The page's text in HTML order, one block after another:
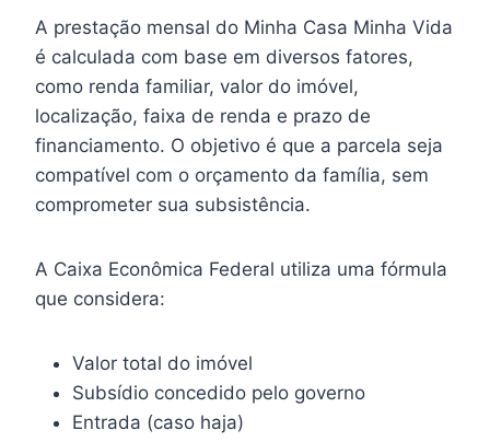
A prestação mensal do Minha Casa Minha Vida
é calculada com base em diversos fatores,
como renda familiar, valor do imóvel,
localização, faixa de renda e prazo de
financiamento. O objetivo é que a parcela seja
compatível com o orçamento da família, sem
comprometer sua subsistência.
A Caixa Econômica Federal utiliza uma fórmula
que considera:
Valor total do imóvel
Subsídio concedido pelo governo
Entrada (caso haja)